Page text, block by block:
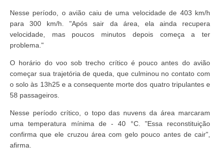
Nesse período, o avião caiu de uma velocidade de 403 km/h
para 300 km/h. "Após sair da área, ela ainda recupera
velocidade, mas poucos minutos depois começa a ter
problema."
O horário do voo sob trecho crítico é pouco antes do avião
começar sua trajetória de queda, que culminou no contato com
o solo às 13h25 e a consequente morte dos quatro tripulantes e
58 passageiros.
Nesse período crítico, o topo das nuvens da área marcaram
uma temperatura mínima de - 40 °C. "Essa reconstituição
confirma que ele cruzou área com gelo pouco antes de cair",
afirma.